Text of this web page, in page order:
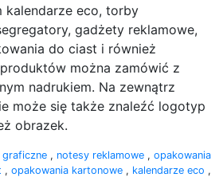
eco, torby
gadżety reklamowe,
do ciast i również
można zamówić z
nadrukiem. Na zewnątrz
może się także znaleźć logotyp
obrazek.
, notesy reklamowe , opakowania
, opakowania kartonowe , kalendarze eco ,